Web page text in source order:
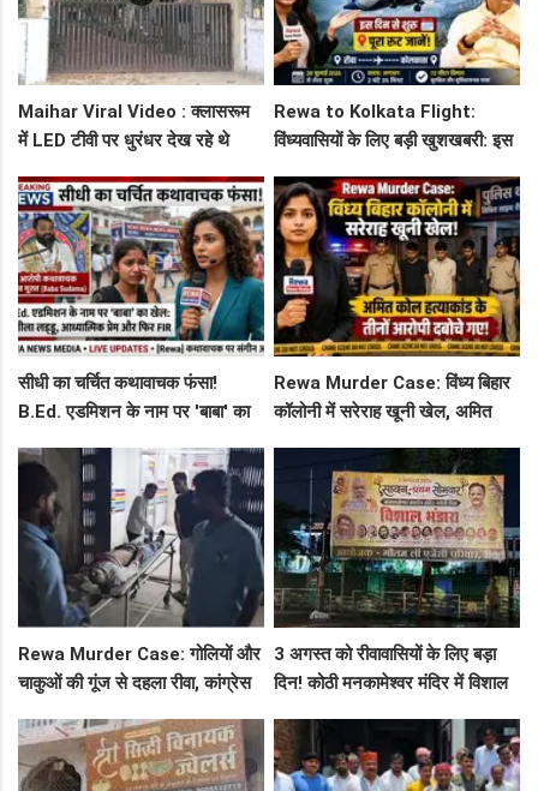
Maihar Viral Video : क्लासरूम
में LED टीवी पर धुरंधर देख रहे थे
शिकायत
Rewa to Kolkata Flight:
विंध्यवासियों के लिए बड़ी खुशखबरी: इस
फ्लाइट, जानें पूरा रूट!
सीधी का चर्चित कथावाचक फंसा!
B.Ed. एडमिशन के नाम पर 'बाबा' का
और फिर FIR
Rewa Murder Case: विंध्य बिहार
कॉलोनी में सरेराह खूनी खेल, अमित
Rewa Murder Case: गोलियों और
चाकुओं की गूंज से दहला रीवा, कांग्रेस
गिरफ्तार!
3 अगस्त को रीवावासियों के लिए बड़ा
दिन! कोठी मनकामेश्वर मंदिर में विशाल